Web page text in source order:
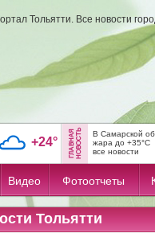
Тольятти. Все новости
+24°
В Самарской
жара до +35°C
все новости
Видео Фотоотчеты
Тольятти